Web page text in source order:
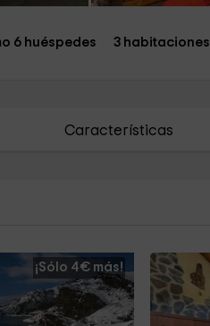
6 huéspedes 3 habitaciones
Características
¡Sólo 4€ más!